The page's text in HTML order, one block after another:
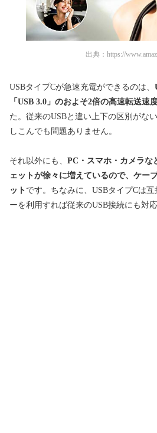
出典： https://
USBタイプCが急速充電ができるのは、
「USB 3.0」のおよそ2倍の高速転送速
た。従来のUSBと違い上下の区別がな
しこんでも問題ありません。
それ以外にも、 PC・スマホ・カメラな
ェットが徐々に増えているので、ケー
ット です。ちなみに、USBタイプCは
ーを利用すれば従来のUSB接続にも対応